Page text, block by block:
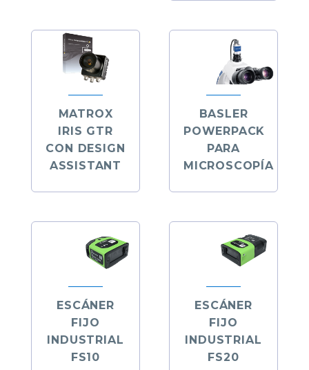
MATROX
IRIS GTR
CON DESIGN
ASSISTANT
BASLER
POWERPACK
PARA
MICROSCOPÍA
ESCÁNER
FIJO
INDUSTRIAL
FS10
ESCÁNER
FIJO
INDUSTRIAL
FS20